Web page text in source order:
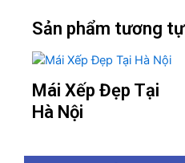
Sản phẩm tương tự
Mái Xếp Đẹp Tại
Hà Nội